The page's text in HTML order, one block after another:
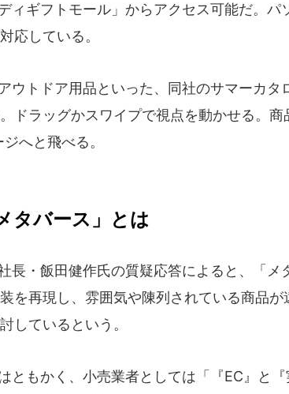
ィギフトモール」からアクセス可能だ。パ
応している。
ウトドア用品といった、同社のサマーカタ
ドラッグかスワイプで視点を動かせる。商
へと飛べる。
タバース」とは
長・飯田健作氏の質疑応答によると、「メ
を再現し、雰囲気や陳列されている商品が
しているという。
もかく、小売業者としては「『EC』と『